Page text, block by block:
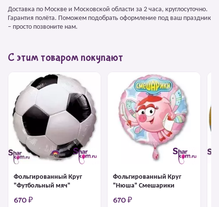
Доставка по Москве и Московской области за 2 часа, круглосуточно.
Гарантия полёта. Поможем подобрать оформление под ваш праздник
– просто позвоните нам.
С этим товаром покупают
Фольгированный Круг
"Футбольный мяч"
670 ₽
Фольгированный Круг
"Нюша" Смешарики
670 ₽